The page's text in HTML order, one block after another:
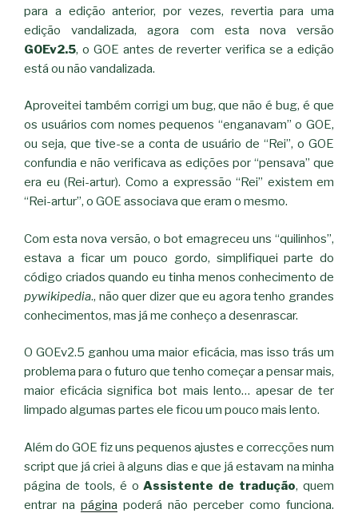
para a edição anterior, por vezes, revertia para uma
edição vandalizada, agora com esta nova versão
GOEv2.5, o GOE antes de reverter verifica se a edição
está ou não vandalizada.
Aproveitei também corrigi um bug, que não é bug, é que
os usuários com nomes pequenos “enganavam” o GOE,
ou seja, que tive-se a conta de usuário de “Rei”, o GOE
confundia e não verificava as edições por “pensava” que
era eu (Rei-artur). Como a expressão “Rei” existem em
“Rei-artur”, o GOE associava que eram o mesmo.
Com esta nova versão, o bot emagreceu uns “quilinhos”,
estava a ficar um pouco gordo, simplifiquei parte do
código criados quando eu tinha menos conhecimento de
pywikipedia., não quer dizer que eu agora tenho grandes
conhecimentos, mas já me conheço a desenrascar.
O GOEv2.5 ganhou uma maior eficácia, mas isso trás um
problema para o futuro que tenho começar a pensar mais,
maior eficácia significa bot mais lento… apesar de ter
limpado algumas partes ele ficou um pouco mais lento.
Além do GOE fiz uns pequenos ajustes e correcções num
script que já criei à alguns dias e que já estavam na minha
página de tools, é oAssistente de tradução, quem
entrar na página poderá não perceber como funciona.